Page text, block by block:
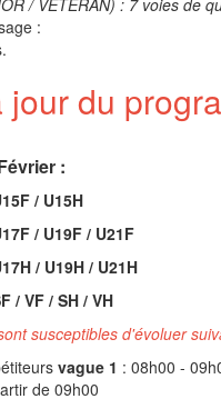
:
jour du
:
/ U15H
/ U19F / U21F
/ U19H / U21H
/ VF / SH / VH
susceptibles d'évoluer
vague 1 : 08h00 -
de 09h00